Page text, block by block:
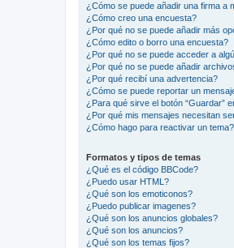
¿Cómo se puede añadir una firma a
¿Cómo creo una encuesta?
¿Por qué no se puede añadir más
¿Cómo edito o borro una encuesta?
¿Por qué no se puede acceder a
¿Por qué no se puede añadir
¿Por qué recibí una advertencia?
¿Cómo se puede reportar un
¿Para qué sirve el botón “Guardar”
¿Por qué mis mensajes necesitan
¿Cómo hago para reactivar un tema?
Formatos y tipos de temas
¿Qué es el código BBCode?
¿Puedo usar HTML?
¿Qué son los emoticonos?
¿Puedo publicar imagenes?
¿Qué son los anuncios globales?
¿Qué son los anuncios?
¿Qué son los temas fijos?